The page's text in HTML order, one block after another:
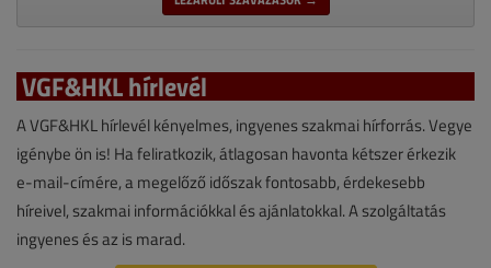
VGF&HKL hírlevél
A VGF&HKL hírlevél kényelmes, ingyenes szakmai hírforrás. Vegye
igénybe ön is! Ha feliratkozik, átlagosan havonta kétszer érkezik
e-mail-címére, a megelőző időszak fontosabb, érdekesebb
híreivel, szakmai információkkal és ajánlatokkal. A szolgáltatás
ingyenes és az is marad.